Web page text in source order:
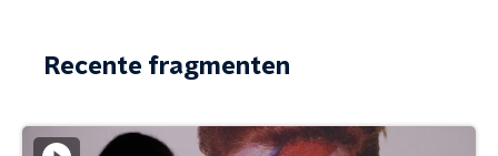
Recente fragmenten